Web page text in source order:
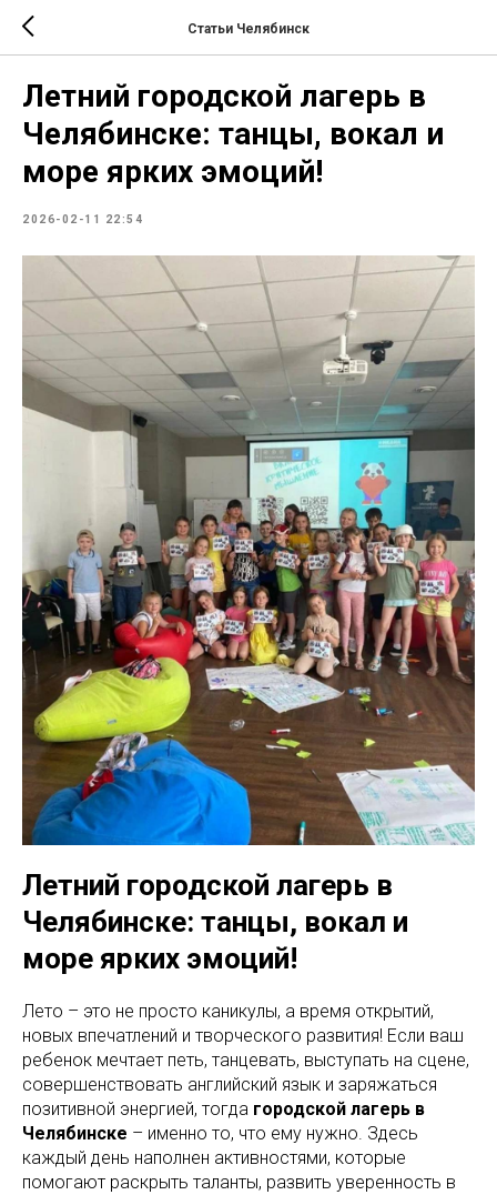
Статьи Челябинск
Летний городской лагерь в
Челябинске: танцы, вокал и
море ярких эмоций!
2026-02-11 22:54
Летний городской лагерь в
Челябинске: танцы, вокал и
море ярких эмоций!
Лето – это не просто каникулы, а время открытий,
новых впечатлений и творческого развития! Если ваш
ребенок мечтает петь, танцевать, выступать на сцене,
совершенствовать английский язык и заряжаться
позитивной энергией, тогда городской лагерь в
Челябинске – именно то, что ему нужно. Здесь
каждый день наполнен активностями, которые
помогают раскрыть таланты, развить уверенность в